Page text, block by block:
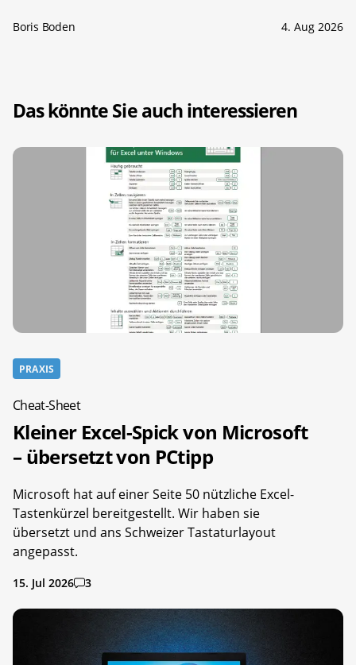
Boris Boden 4. Aug 2026
Das könnte Sie auch interessieren
PRAXIS
Cheat-Sheet
Kleiner Excel-Spick von Microsoft
– übersetzt von PCtipp
Microsoft hat auf einer Seite 50 nützliche Excel-
Tastenkürzel bereitgestellt. Wir haben sie
übersetzt und ans Schweizer Tastaturlayout
angepasst.
15. Jul 2026 3